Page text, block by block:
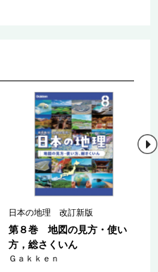
日本の地理 改訂新版
第８巻 地図の見方・使い
方，総さくいん
Ｇａｋｋｅｎ